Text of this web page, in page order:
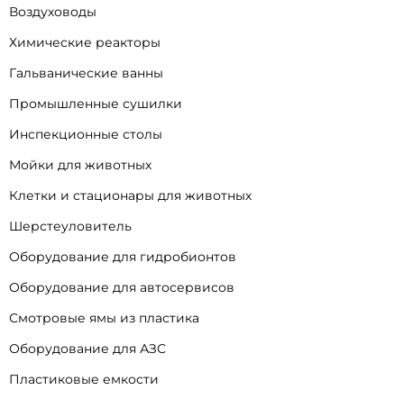
Воздуховоды
Химические реакторы
Гальванические ванны
Промышленные сушилки
Инспекционные столы
Мойки для животных
Клетки и стационары для животных
Шерстеуловитель
Оборудование для гидробионтов
Оборудование для автосервисов
Смотровые ямы из пластика
Оборудование для АЗС
Пластиковые емкости